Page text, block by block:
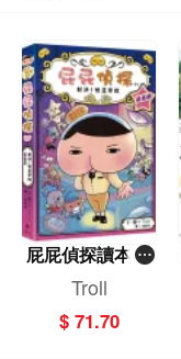
屁屁偵探讀本(1
3)－－對決！怪
篇）
Troll
$ 71.70